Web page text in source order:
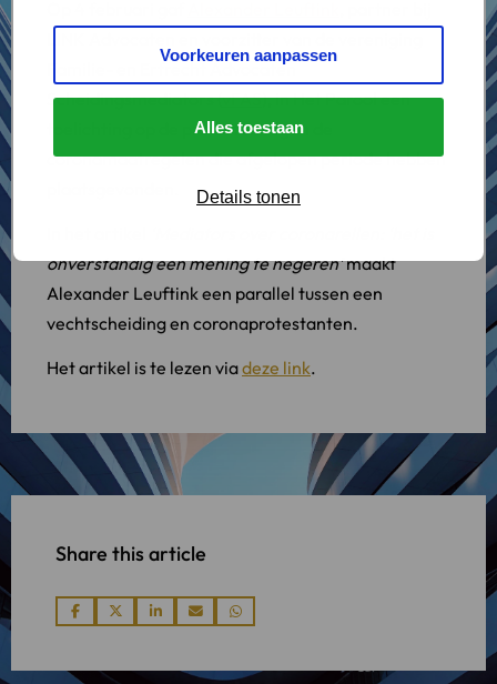
Voorkeuren aanpassen
Alles toestaan
Details tonen
Familie- en Erfrecht Advocaten
Scheidingsmediators (vFAS), in Het Parool een
toelichting op de protesten tegen de
coronamaatregelen die afgelopen periode hebben
onverstandig een mening te negeren’maakt
Alexander Leuftink een parallel tussen een
vechtscheiding en coronaprotestanten.
Het artikel is te lezen viadeze link.
Share this article
ShareShareShareShareShare